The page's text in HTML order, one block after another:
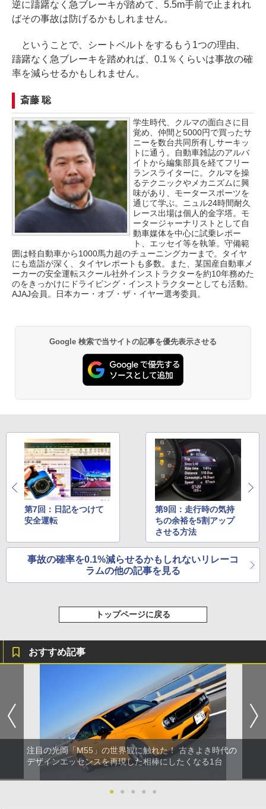
逆に躊躇なく急ブレーキが踏めて、5.5m手前で止まれれ
ばその事故は防げるかもしれません。
ということで、シートベルトをするもう1つの理由、
躊躇なく急ブレーキを踏めれば、0.1％くらいは事故の確
率を減らせるかもしれません。
斎藤 聡
学生時代、クルマの面白さに目
覚め、仲間と5000円で買ったサ
ニーを数台共同所有しサーキッ
トに通う。自動車雑誌のアルバ
イトから編集部員を経てフリー
ランスライターに。クルマを操
るテクニックやメカニズムに興
味があり、モータースポーツを
通じて学ぶ。ニュル24時間耐久
レース出場は個人的金字塔。モ
ータージャーナリストとして自
動車媒体を中心に試乗レポー
ト、エッセイ等を執筆。守備範
囲は軽自動車から1000馬力超のチューニングカーまで。タイヤ
にも造詣が深く、タイヤレポートも多数。また、某国産自動車メ
ーカーの安全運転スクール社外インストラクターを約10年務めた
のをきっかけにドライビング・インストラクターとしても活動。
AJAJ会員。日本カー・オブ・ザ・イヤー選考委員。
Google 検索で当サイトの記事を優先表示させる
第7回：日記をつけて
安全運転
第9回：走行時の気持
ちの余裕を5割アップ
させる方法
事故の確率を0.1%減らせるかもしれないリレーコ
ラムの他の記事を見る
トップページに戻る
おすすめ記事
注目の光岡「M55」の世界観に触れた！ 古きよき時代の
デザインエッセンスを再現した相棒にしたくなる1台
● ● ● ● ●